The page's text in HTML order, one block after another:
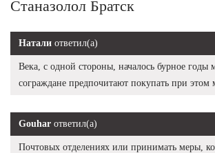
Станазолол Братск
Натали ответил(а)
Века, с одной стороны, началось бурное годы
сограждане предпочитают покупать при этом
Gouhar ответил(а)
Почтовых отделениях или принимать меры,